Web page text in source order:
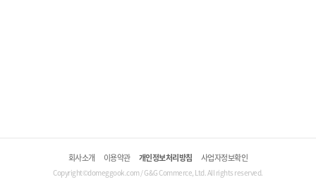
회사소개 이용약관 개인정보처리방침 사업자정보확인
Copyright©domeggook.com / G&G Commerce, Ltd. All rights reserved.